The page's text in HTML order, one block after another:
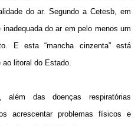
do ar. Segundo a Cetesb, em
do ar em pelo menos um
E esta “mancha cinzenta” está
ao litoral do Estado.
das doenças respiratórias
acrescentar problemas físicos e